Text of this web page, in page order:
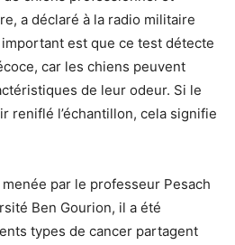
a déclaré à la radio militaire
est que ce test détecte
car les chiens peuvent
de leur odeur. Si le
reniflé l’échantillon, cela signifie
par le professeur Pesach
Ben Gourion, il a été
types de cancer partagent